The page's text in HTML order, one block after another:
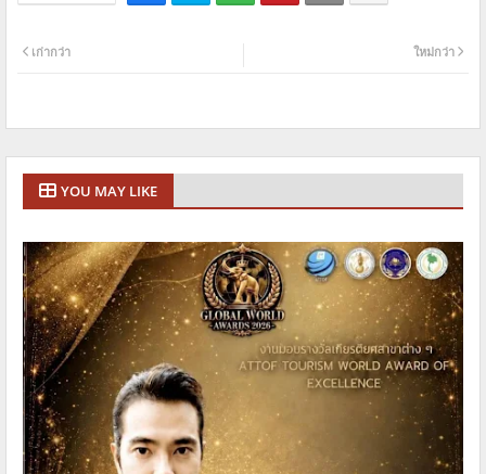
ใหม่กว่า
เก่ากว่า
YOU MAY LIKE